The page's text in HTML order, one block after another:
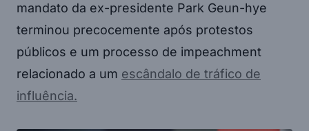
mandato da ex-presidente Park Geun-hye
terminou precocemente após protestos
públicos e um processo de impeachment
relacionado a um escândalo de tráfico de
influência.